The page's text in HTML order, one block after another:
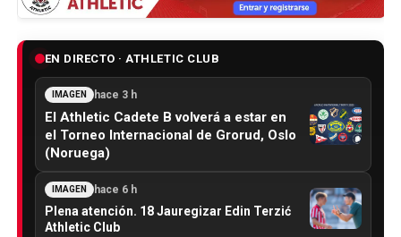
EN DIRECTO · ATHLETIC CLUB
IMAGEN hace 3 h
El Athletic Cadete B volverá a estar en
el Torneo Internacional de Grorud, Oslo
(Noruega)
IMAGEN hace 6 h
Plena atención. 18 Jauregizar Edin Terzić
Athletic Club